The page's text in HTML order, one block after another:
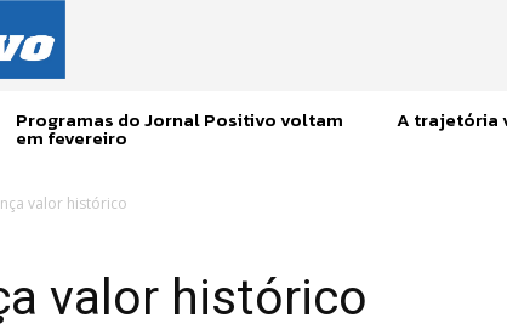
Programas do Jornal Positivo voltam
em fevereiro
A trajetória
valor histórico
valor histórico